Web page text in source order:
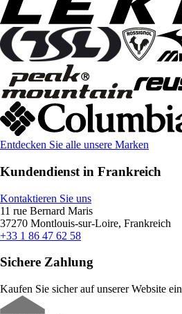
Entdecken Sie alle unsere Marken
Kundendienst in Frankreich
Kontaktieren Sie uns
11 rue Bernard Maris
37270 Montlouis-sur-Loire, Frankreich
+33 1 86 47 62 58
Sichere Zahlung
Kaufen Sie sicher auf unserer Website ein